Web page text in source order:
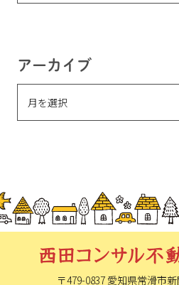
アーカイブ
〒479-0837 愛知県常滑市